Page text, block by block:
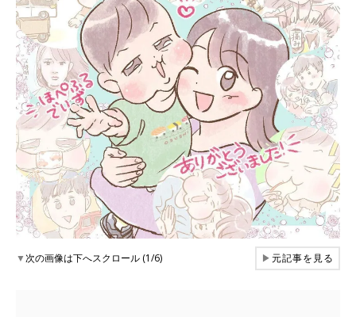
▼次の画像は下へスクロール (1/6) ▶元記事を見る